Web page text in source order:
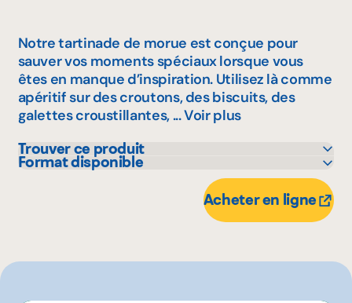
Notre tartinade de morue est conçue pour
sauver vos moments spéciaux lorsque vous
êtes en manque d’inspiration. Utilisez là comme
apéritif sur des croutons, des biscuits, des
galettes croustillantes, ...Voir plus
Trouver ce produit
Rachelle-Béry
Format disponible
Acheter en ligne